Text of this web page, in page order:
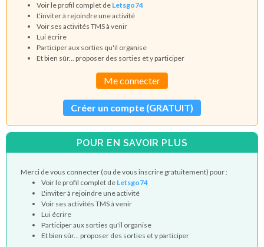
Voir le profil complet de Letsgo74
L'inviter à rejoindre une activité
Voir ses activités TMS à venir
Lui écrire
Participer aux sorties qu'il organise
Et bien sûr... proposer des sorties et y participer
Me connecter
Créer un compte (GRATUIT)
POUR EN SAVOIR PLUS
Merci de vous connecter (ou de vous inscrire gratuitement) pour :
Voir le profil complet de Letsgo74
L'inviter à rejoindre une activité
Voir ses activités TMS à venir
Lui écrire
Participer aux sorties qu'il organise
Et bien sûr... proposer des sorties et y participer